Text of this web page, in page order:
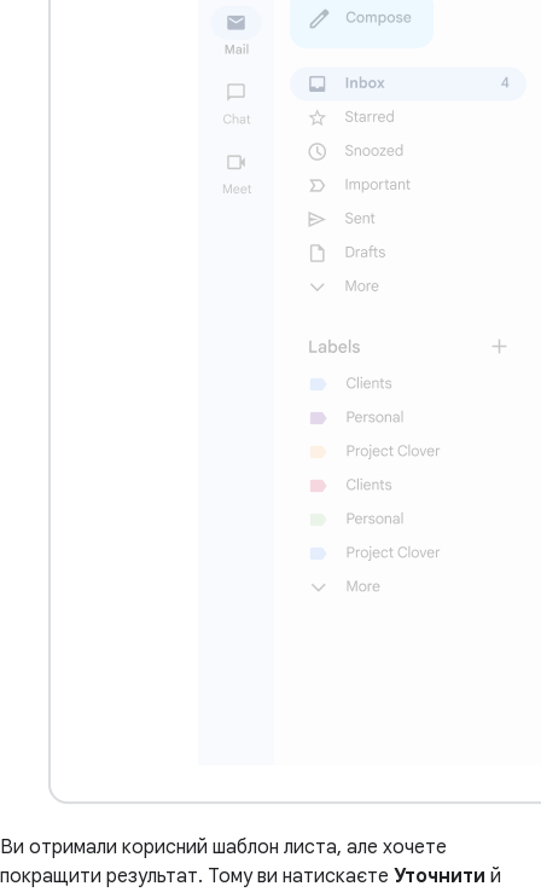
Ви отримали корисний шаблон листа, але хочете
покращити результат. Тому ви натискаєте Уточнити й